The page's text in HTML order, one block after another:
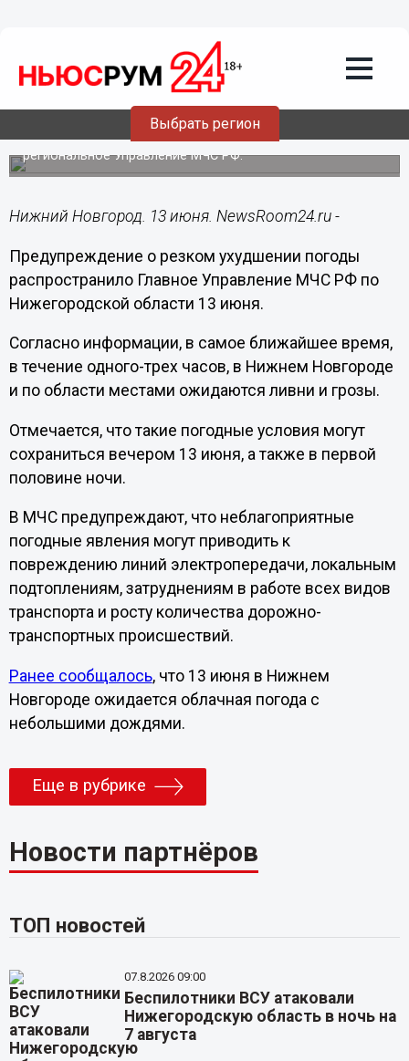
Выбрать регион
13.06.202114:09
Нижегородцев предупредили о ливнях
и грозах 13 июня
Соответствующее предупреждение распространило
региональное Управление МЧС РФ.
Нижний Новгород. 13 июня. NewsRoom24.ru -
Предупреждение о резком ухудшении погоды
распространило Главное Управление МЧС РФ по
Нижегородской области 13 июня.
Согласно информации, в самое ближайшее время,
в течение одного-трех часов, в Нижнем Новгороде
и по области местами ожидаются ливни и грозы.
Отмечается, что такие погодные условия могут
сохраниться вечером 13 июня, а также в первой
половине ночи.
В МЧС предупреждают, что неблагоприятные
погодные явления могут приводить к
повреждению линий электропередачи, локальным
подтоплениям, затруднениям в работе всех видов
транспорта и росту количества дорожно-
транспортных происшествий.
Ранее сообщалось, что 13 июня в Нижнем
Новгороде ожидается облачная погода с
небольшими дождями.
Еще в рубрике
Новости партнёров
ТОП новостей
07.8.2026 09:00
Беспилотники ВСУ атаковали
Нижегородскую область в ночь на
7 августа